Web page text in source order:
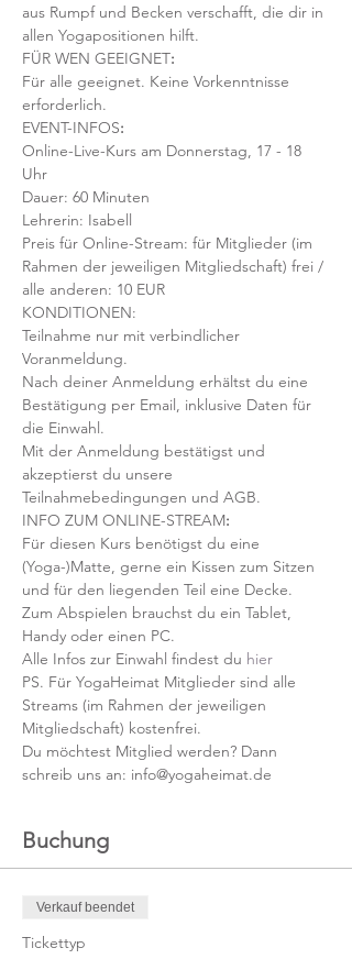
aus Rumpf und Becken verschafft, die dir in
allen Yogapositionen hilft.
FÜR WEN GEEIGNET:
Für alle geeignet. Keine Vorkenntnisse
erforderlich.
EVENT-INFOS:
Online-Live-Kurs am Donnerstag, 17 - 18
Uhr
Dauer: 60 Minuten
Lehrerin: Isabell
Preis für Online-Stream: für Mitglieder (im
Rahmen der jeweiligen Mitgliedschaft) frei /
alle anderen: 10 EUR
KONDITIONEN:
Teilnahme nur mit verbindlicher
Voranmeldung.
Nach deiner Anmeldung erhältst du eine
Bestätigung per Email, inklusive Daten für
die Einwahl.
Mit der Anmeldung bestätigst und
akzeptierst du unsere
Teilnahmebedingungen und AGB.
INFO ZUM ONLINE-STREAM:
Für diesen Kurs benötigst du eine
(Yoga-)Matte, gerne ein Kissen zum Sitzen
und für den liegenden Teil eine Decke.
Zum Abspielen brauchst du ein Tablet,
Handy oder einen PC.
Alle Infos zur Einwahl findest du hier
PS. Für YogaHeimat Mitglieder sind alle
Streams (im Rahmen der jeweiligen
Mitgliedschaft) kostenfrei.
Du möchtest Mitglied werden? Dann
schreib uns an: info@yogaheimat.de
Buchung
Verkauf beendet
Tickettyp